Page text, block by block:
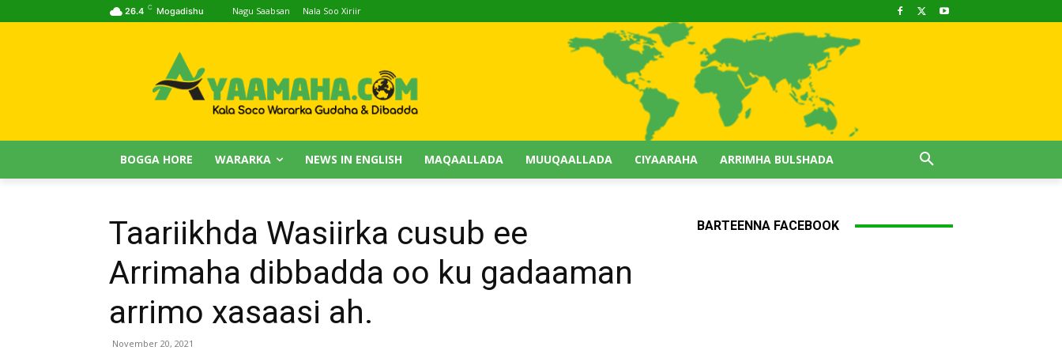
26.4 C Mogadishu Nagu Saabsan Nala Soo Xiriir
BOGGA HORE WARARKA NEWS IN ENGLISH MAQAALLADA MUUQAALLADA CIYAARAHA ARRIMHA BULSHADA
Taariikhda Wasiirka cusub ee
Arrimaha dibbadda oo ku gadaaman
arrimo xasaasi ah.
November 20, 2021
BARTEENNA FACEBOOK